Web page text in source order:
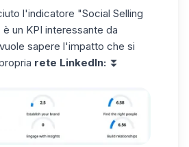
l'indicatore "Social Selling
è un KPI interessante da
sapere l'impatto che si
rete LinkedIn: ⏬